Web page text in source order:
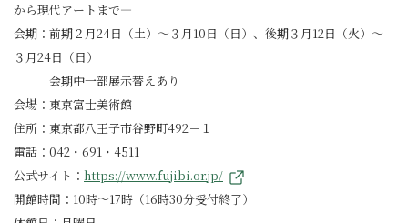
から現代アートまで―
会期：前期２月24日（土）～３月10日（日）、後期３月12日（火）～
３月24日（日）
会期中一部展示替えあり
会場：東京富士美術館
住所：東京都八王子市谷野町492－１
電話：042・691・4511
公式サイト： https://www.fujibi.or.jp/
開館時間：10時～17時（16時30分受付終了）